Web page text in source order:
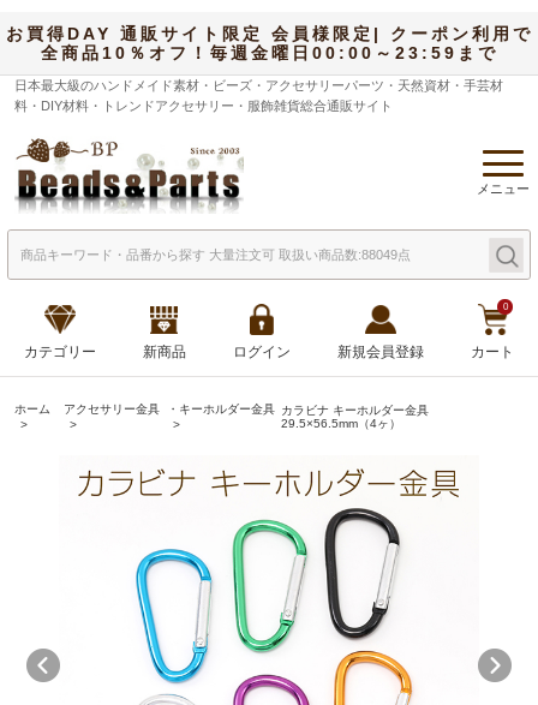
お買得DAY 通販サイト限定 会員様限定| クーポン利用で
全商品10％オフ！毎週金曜日00:00～23:59まで
日本最大級のハンドメイド素材・ビーズ・アクセサリーパーツ・天然資材・手芸材
料・DIY材料・トレンドアクセサリー・服飾雑貨総合通販サイト
メニュー
カテゴリー 新商品 ログイン 新規会員登録
0
カート
ホーム アクセサリー金具 ・キーホルダー金具 カラビナ キーホルダー金具
29.5×56.5mm（4ヶ）